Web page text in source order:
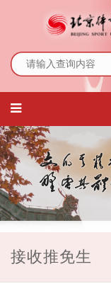
接收推免生